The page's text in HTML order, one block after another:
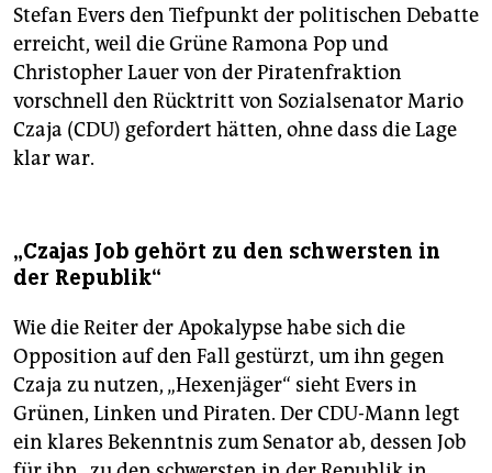
Stefan Evers den Tiefpunkt der politischen Debatte
erreicht, weil die Grüne Ramona Pop und
Christopher Lauer von der Piratenfraktion
vorschnell den Rücktritt von Sozialsenator Mario
Czaja (CDU) gefordert hätten, ohne dass die Lage
klar war.
„Czajas Job gehört zu den schwersten in
der Republik“
Wie die Reiter der Apokalypse habe sich die
Opposition auf den Fall gestürzt, um ihn gegen
Czaja zu nutzen, „Hexenjäger“ sieht Evers in
Grünen, Linken und Piraten. Der CDU-Mann legt
ein klares Bekenntnis zum Senator ab, dessen Job